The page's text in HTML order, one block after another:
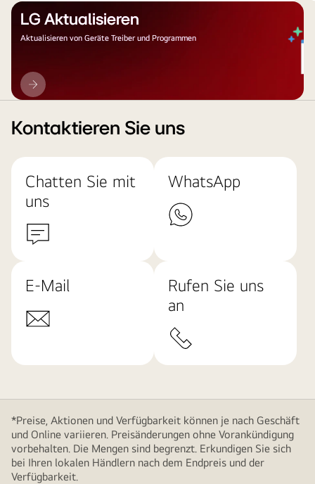
LG Aktualisieren
Aktualisieren von Geräte Treiber und Programmen
LG
Aktualisieren
Kontaktieren Sie uns
Chatten Sie mit
uns
WhatsApp
E-Mail
Rufen Sie uns
an
*Preise, Aktionen und Verfügbarkeit können je nach Geschäft
und Online variieren. Preisänderungen ohne Vorankündigung
vorbehalten. Die Mengen sind begrenzt. Erkundigen Sie sich
bei Ihren lokalen Händlern nach dem Endpreis und der
Verfügbarkeit.